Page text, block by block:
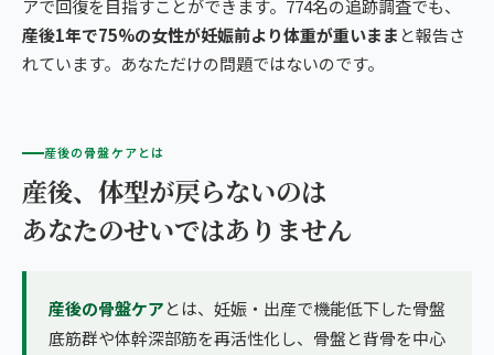
アで回復を目指すことができます。774名の追跡調査でも、
産後1年で75%の女性が妊娠前より体重が重いまま と報告さ
れています。あなただけの問題ではないのです。
産後の骨盤ケアとは
産後、体型が戻らないのは
あなたのせいではありません
産後の骨盤ケアとは、妊娠・出産で機能低下した骨盤
底筋群や体幹深部筋を再活性化し、骨盤と背骨を中心